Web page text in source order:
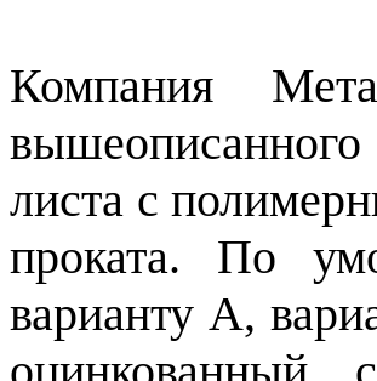
Компания
листа с
проката. По
варианту А,